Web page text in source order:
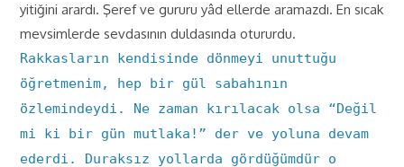
yitiğini arardı. Şeref ve gururu yâd ellerde aramazdı. En sıcak
mevsimlerde sevdasının duldasında otururdu.
Rakkasların kendisinde dönmeyi unuttuğu
öğretmenim, hep bir gül sabahının
özlemindeydi. Ne zaman kırılacak olsa “Değil
mi ki bir gün mutlaka!” der ve yoluna devam
ederdi. Duraksız yollarda gördüğümdür o